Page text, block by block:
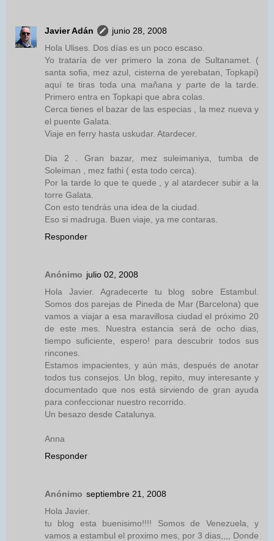
Javier Adán
junio 28, 2008
Hola Ulises. Dos días es un poco escaso.
Yo trataría de ver primero la zona de Sultanamet. (
santa sofia, mez azul, cisterna de yerebatan, Topkapi)
aquí te tiras toda una mañana y parte de la tarde.
Primero entra en Topkapi que abra colas.
Cerca tienes el bazar de las especias , la mez nueva y
el puente Galata.
Viaje en ferry hasta uskudar. Atardecer.
Dia 2 . Gran bazar, mez suleimaniya, tumba de
Soleiman , mez fathi ( esta todo cerca).
Por la tarde lo que te quede , y al atardecer subir a la
torre Galata.
Con esto tendrás una idea de la ciudad.
Eso si madruga. Buen viaje, ya me contaras.
Responder
Anónimo julio 02, 2008
Hola Javier. Agradecerte tu blog sobre Estambul.
Somos dos parejas de Pineda de Mar (Barcelona) que
vamos a viajar a esa maravillosa ciudad el próximo 20
de este mes. Nuestra estancia será de ocho dias,
tiempo suficiente, espero! para descubrir todos sus
rincones.
Estamos impacientes, y aún más, después de anotar
todos tus consejos. Un blog, repito, muy interesante y
documentado que nos está sirviendo de gran ayuda
para confeccionar nuestro recorrido.
Un besazo desde Catalunya.
Anna
Responder
Anónimo septiembre 21, 2008
Hola Javier.
tu blog esta buenisimo!!!! Somos de Venezuela, y
vamos a estambul el proximo mes, por 3 dias,,,, Donde